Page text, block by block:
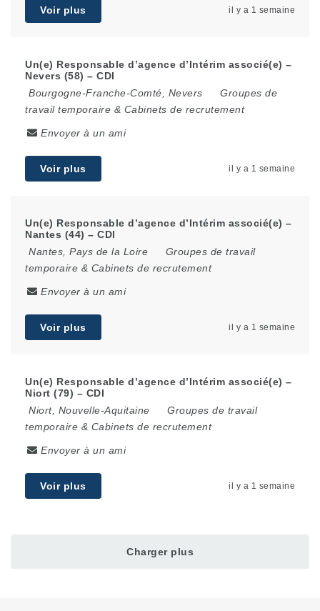
Voir plus il y a 1 semaine
Un(e) Responsable d’agence d’Intérim associé(e) –
Nevers (58) – CDI
Bourgogne-Franche-Comté
Nevers
Groupes de
travail temporaire & Cabinets de recrutement
Envoyer à un ami
Voir plus il y a 1 semaine
Un(e) Responsable d’agence d’Intérim associé(e) –
Nantes (44) – CDI
Nantes Pays de la Loire
Groupes de travail
temporaire & Cabinets de recrutement
Envoyer à un ami
Voir plus il y a 1 semaine
Un(e) Responsable d’agence d’Intérim associé(e) –
Niort (79) – CDI
Niort, Nouvelle-Aquitaine
Groupes de travail
temporaire & Cabinets de recrutement
Envoyer à un ami
Voir plus il y a 1 semaine
Charger plus